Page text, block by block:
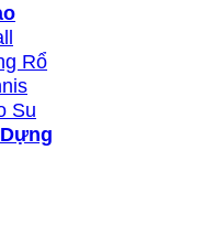
Rổ
Su